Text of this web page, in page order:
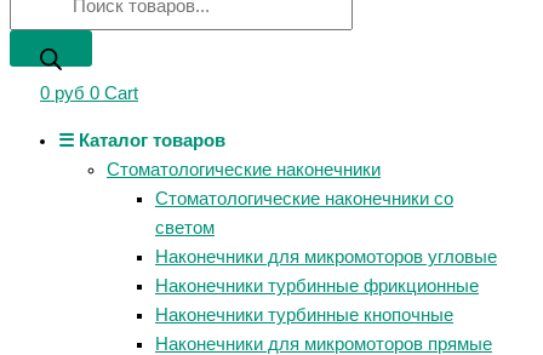
0 руб 0 Cart
☰ Каталог товаров
Стоматологические наконечники
Стоматологические наконечники со
светом
Наконечники для микромоторов угловые
Наконечники турбинные фрикционные
Наконечники турбинные кнопочные
Наконечники для микромоторов прямые